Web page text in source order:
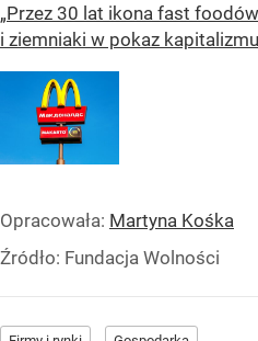
„Przez 30 lat ikona fast
i ziemniaki w pokaz
Opracowała: Martyna Kośka
Źródło: Fundacja Wolności